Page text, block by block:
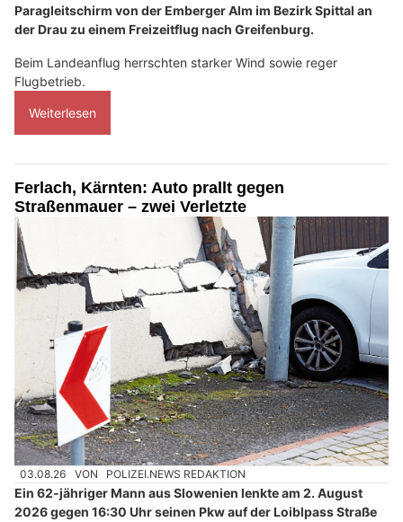
Paragleitschirm von der Emberger Alm im Bezirk Spittal an
der Drau zu einem Freizeitflug nach Greifenburg.
Beim Landeanflug herrschten starker Wind sowie reger
Flugbetrieb.
Weiterlesen
Ferlach, Kärnten: Auto prallt gegen
Straßenmauer – zwei Verletzte
03.08.26 VON POLIZEI.NEWS REDAKTION
Ein 62-jähriger Mann aus Slowenien lenkte am 2. August
2026 gegen 16:30 Uhr seinen Pkw auf der Loiblpass Straße